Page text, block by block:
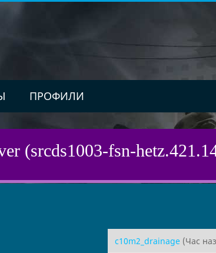
ПРОФИЛИ
(srcds1003-fsn-
c10m2_drainage(Час